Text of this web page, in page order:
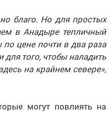
благо. Но для простых
в Анадыре тепличный
цене почти в два раза
того, чтобы наладить
на крайнем севере»,
могут повлиять на